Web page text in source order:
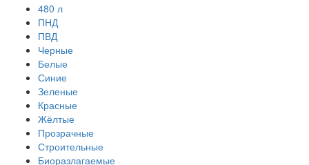
480 л
ПНД
ПВД
Черные
Белые
Синие
Зеленые
Красные
Жёлтые
Прозрачные
Строительные
Биоразлагаемые